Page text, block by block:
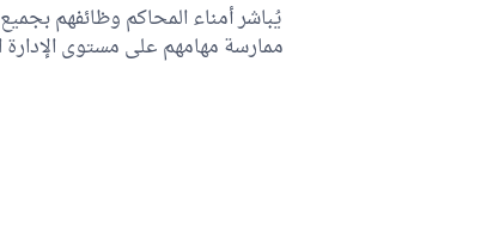
يُباشر أمناء المحاكم وظائفهم
ممارسة مهامهم على مستوى الإدارة